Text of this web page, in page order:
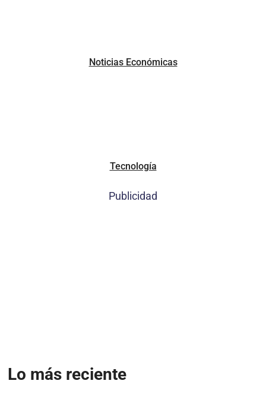
Noticias Económicas
Tecnología
Publicidad
Lo más reciente